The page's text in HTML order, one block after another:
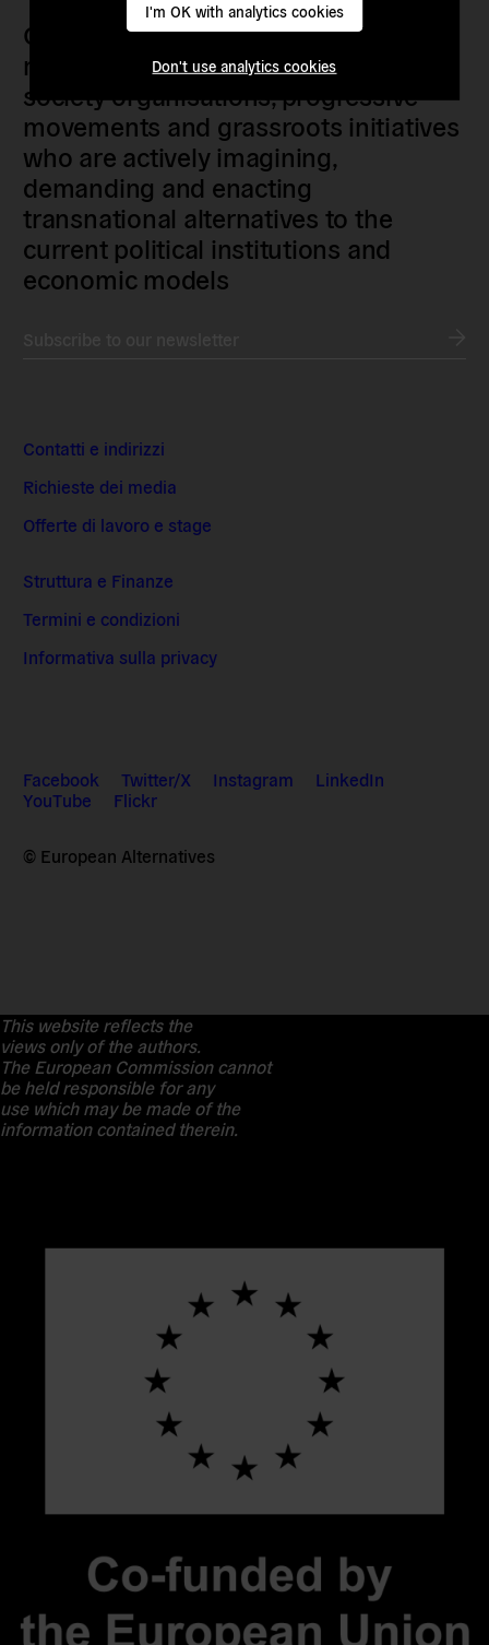
I'm OK with analytics cookies
Don't use analytics cookies
Our members are citizens, activists,
researchers, artists, organisers, civil
society organisations, progressive
movements and grassroots initiatives
who are actively imagining,
demanding and enacting
transnational alternatives to the
current political institutions and
economic models
Contatti e indirizzi
Richieste dei media
Offerte di lavoro e stage
Struttura e Finanze
Termini e condizioni
Informativa sulla privacy
Facebook Twitter/X Instagram
LinkedIn
YouTube
Flickr
© European Alternatives
This website reflects the
views only of the authors.
The European Commission cannot
be held responsible for any
use which may be made of the
information contained therein.